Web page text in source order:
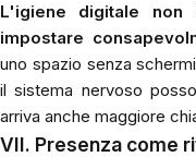
L'igiene digitale
impostare
uno spazio senza
il sistema nervoso
arriva anche maggiore
VII. Presenza come